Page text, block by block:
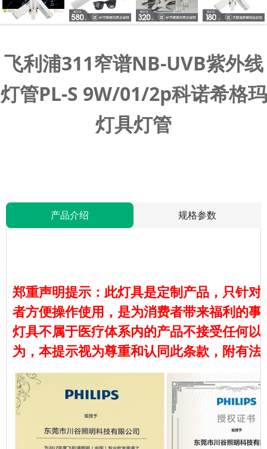
飞利浦311窄谱NB-UVB紫外线
灯管PL-S 9W/01/2p科诺希格玛
灯具灯管
产品介绍 规格参数
郑重声明提示：此灯具是定制产品，只针
者方便操作使用，是为消费者带来福利的
灯具不属于医疗体系内的产品不接受任何
为，本提示视为尊重和认同此条款，附有法